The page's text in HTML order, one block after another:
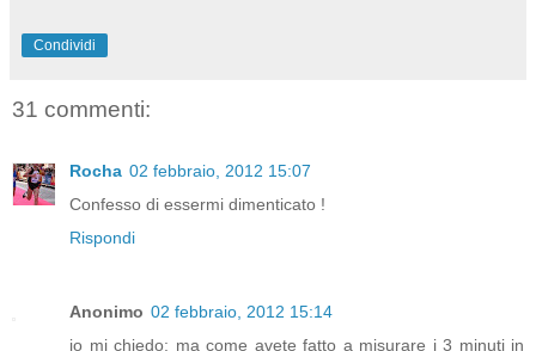
Condividi
31 commenti:
Rocha 02 febbraio, 2012 15:07
Confesso di essermi dimenticato !
Rispondi
Anonimo 02 febbraio, 2012 15:14
io mi chiedo: ma come avete fatto a misurare i 3 minuti in